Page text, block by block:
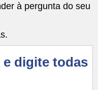
à pergunta do seu
digite todas